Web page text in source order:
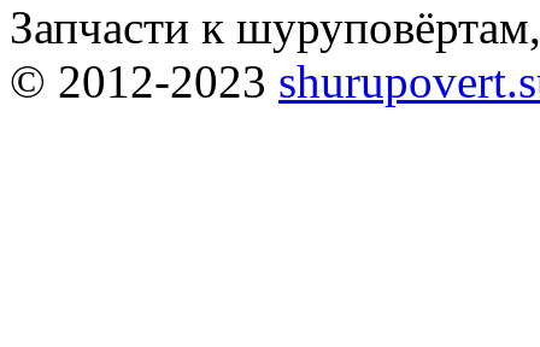
Запчасти к
© 2012-2023